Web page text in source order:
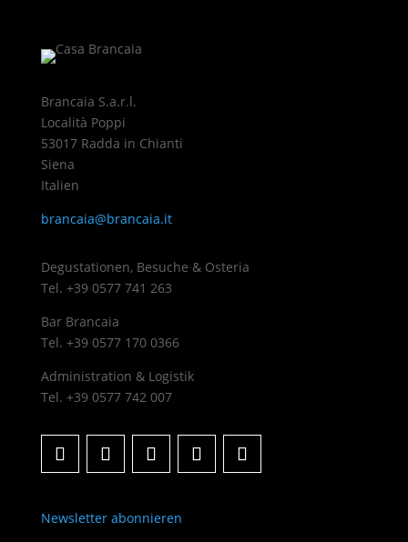
Brancaia S.a.r.l.
Località Poppi
53017 Radda in Chianti
Siena
Italien
brancaia@brancaia.it
Degustationen, Besuche & Osteria
Tel. +39 0577 741 263
Bar Brancaia
Tel. +39 0577 170 0366
Administration & Logistik
Tel. +39 0577 742 007
Newsletter abonnieren